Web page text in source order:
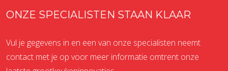
ONZE SPECIALISTEN STAAN KLAAR
Vul je gegevens in en een van onze specialisten neemt
contact met je op voor meer informatie omtrent onze